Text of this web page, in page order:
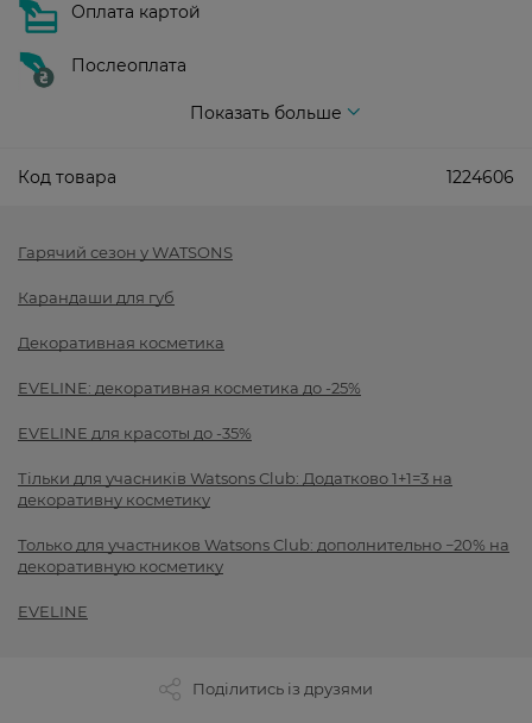
Оплата картой
Послеоплата
Показать больше
Код товара 1224606
Гарячий сезон у WATSONS
Карандаши для губ
Декоративная косметика
EVELINE: декоративная косметика до -25%
EVELINE для красоты до -35%
Тільки для учасників Watsons Club: Додатково 1+1=3 на
декоративну косметику
Только для участников Watsons Club: дополнительно −20% на
декоративную косметику
EVELINE
Поділитись із друзями